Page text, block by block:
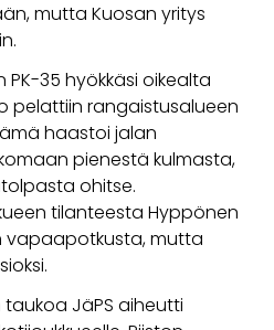
mutta Kuosan yritys
35 hyökkäsi oikealta
pelattiin rangaistusalueen
haastoi jalan
pienestä kulmasta,
ohitse.
tilanteesta Hyppönen
vapaapotkusta, mutta
JäPS aiheutti